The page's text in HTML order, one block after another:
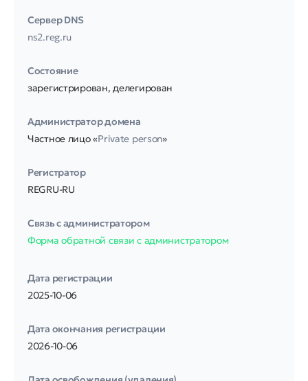
Сервер DNS
ns2.reg.ru
Соcтояние
зарегистрирован, делегирован
Администратор домена
Частное лицо «Private person»
Регистратор
REGRU-RU
Связь с администратором
Форма обратной связи с администратором
Дата регистрации
2025-10-06
Дата окончания регистрации
2026-10-06